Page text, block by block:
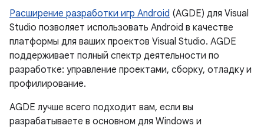
Расширение разработки игр Android (AGDE) для Visual
Studio позволяет использовать Android в качестве
платформы для ваших проектов Visual Studio. AGDE
поддерживает полный спектр деятельности по
разработке: управление проектами, сборку, отладку и
профилирование.
AGDE лучше всего подходит вам, если вы
разрабатываете в основном для Windows и